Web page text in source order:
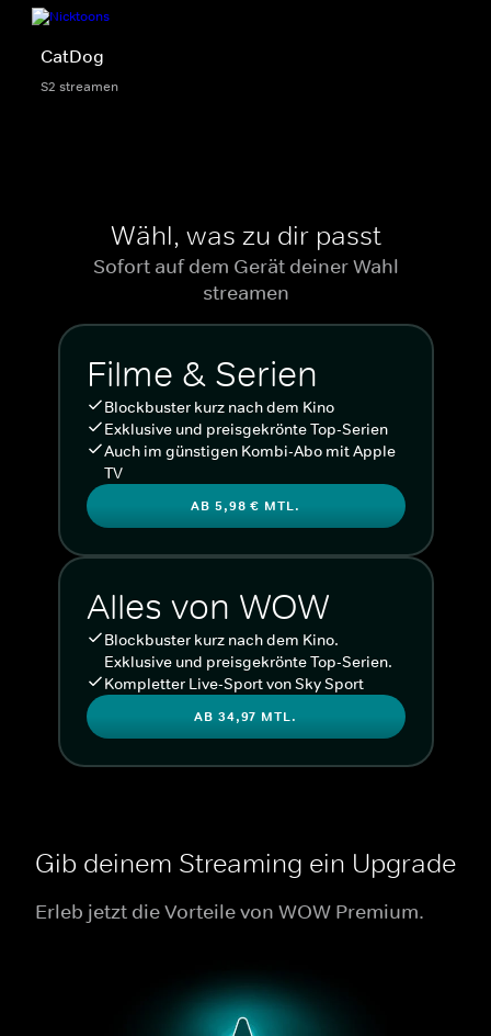
CatDog
S2 streamen
Wähl, was zu dir passt
Sofort auf dem Gerät deiner Wahl
streamen
Filme & Serien
Blockbuster kurz nach dem Kino
Exklusive und preisgekrönte Top-Serien
Auch im günstigen Kombi-Abo mit Apple
TV
AB 5,98 € MTL.
Alles von WOW
Blockbuster kurz nach dem Kino.
Exklusive und preisgekrönte Top-Serien.
Kompletter Live-Sport von Sky Sport
AB 34,97 MTL.
Gib deinem Streaming ein Upgrade
Erleb jetzt die Vorteile von WOW Premium.